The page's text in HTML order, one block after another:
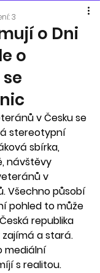
o Dni
o
3
v Česku se
stereotypní
sbírka,
návštěvy
v
Všechno působí
pohled to může
republika
a stará.
mediální
s realitou.